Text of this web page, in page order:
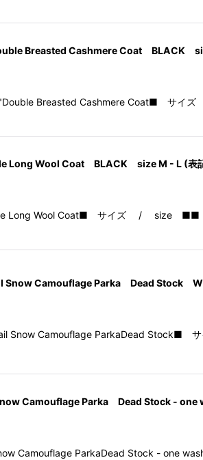
Breasted Cashmere Coat BLACK
"Double Breasted Cashmere Coat■
Long Wool Coat BLACK size M - L (表
Long Wool Coat■ サイズ / size
Snow Camouflage Parka Dead Stock
Snow Camouflage ParkaDead
Camouflage Parka Dead Stock -
Camouflage ParkaDead Stock -